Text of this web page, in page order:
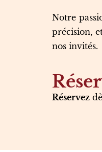
Notre
précision,
nos invités.
Réservez